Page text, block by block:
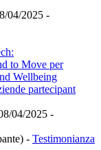
04/2025 -
to Move per
Wellbeing
partecipant
04/2025 -
- Testimonianza